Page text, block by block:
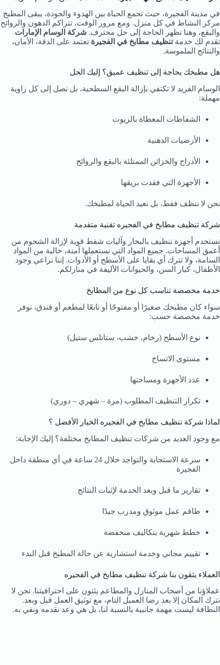
في مدينة الفجيرة، حيث تجمع الحياة بين الهدوء والجودة، يبقى المطبخ
مركز النشاط في كل منزل. ومع مرور الوقت، تتراكم الدهون والروائح
والبقع، وهنا تظهر الحاجة إلى حل محترف. شركة الوسام الإمارات
تقدم لك خدمةتنظيف مطابخ في الفجيرة تعتمد على الدقة، الأمان،
والنتائج الملموسة.
هل مطبخك بحاجة إلى تنظيف عميق؟ إليك الحل
الوسام الفريد لا تكتفي بإزالة البقع السطحية، بل نصل إلى كل زاوية
مهملة:
الشفاطات المغطاة بالزيوت
الأرضيات الدهنية
الأدراج والخزائن الممتلئة بالبقع والروائح
الأجهزة التي فقدت بريقها
نحن لا ننظف فقط، بل نعيد الحياة لمطبخك.
شركة تنظيف مطابخ في الفجيره تقنية متقدمة
نستخدم أجهزة تنظيف بالبخار وآليات شفط قوية لإزالة الشحوم من
أعمق المساحات. جميع المواد التي نستعملها آمنة، خالية من المواد
السامة، ولا تترك أي بقايا على الأسطح أو الأدوات. إننا نراعي وجود
الأطفال، كبار السن، والحيوانات الأليفة في منازلكم.
خدمة مخصصة تناسب كل نوع من المطابخ
سواء كان مطبخك صغيرًا أو مفتوحًا أو تابعًا لمطعم أو فندق، نوفر
خدمة مخصصة حسب:
نوع الأسطح (رخام، خشب، ستانلس ستيل)
مستوى الاتساخ
عدد الأجهزة ومساحتها
تكرار التنظيف المطلوب (مرة – شهري – دوري)
لماذا شركة تنظيف مطابخ في الفجيره الخيار الأفضل ؟
مع وجود العديد من شركات تنظيف المطابخ مختلفة؟ إليك الإجابة:
سرعة الاستجابة والتواجد خلال 24 ساعة في أي منطقة داخل
الفجيرة
تقارير ما قبل وبعد الخدمة لإثبات النتائج
طاقم عمل موثوق ومدرب جيدًا
خطط شهرية بتكاليف منخفضة
تقييم مجاني وخدمة استشارية عن حالة المطبخ قبل البدء
العملاء يثقون بنا شركة تنظيف مطابخ في الفجيره
عملاؤنا من أصحاب المنازل والمطاعم يثنون على احترافيتنا. نحن لا
نترك المكان إلا بعد رضا العميل التام، مع توثيق العمل قبل وبعد.
النظافة ليست مهمة جانبية بالنسبة لنا، بل هي وعد نقدمه ونفي به.